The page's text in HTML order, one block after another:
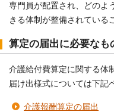
専門員が配置され、どのよ
きる体制が整備されている
算定の届出に必要なも
介護給付費算定に関する体
届け出様式については下記
介護報酬算定の届出